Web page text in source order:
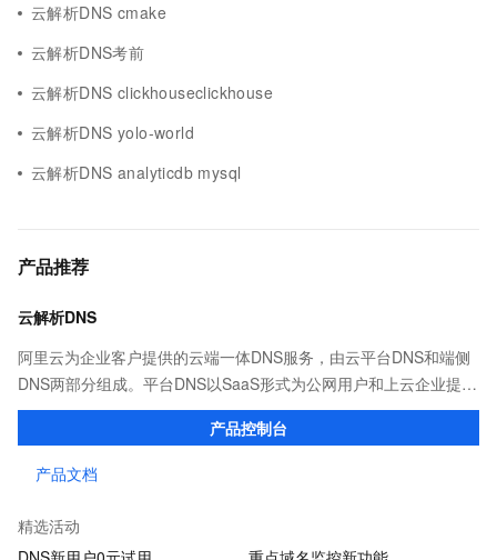
云解析DNS cmake
云解析DNS考前
云解析DNS clickhouseclickhouse
云解析DNS yolo-world
云解析DNS analyticdb mysql
产品推荐
云解析DNS
阿里云为企业客户提供的云端一体DNS服务，由云平台DNS和端侧
DNS两部分组成。平台DNS以SaaS形式为公网用户和上云企业提供
高效稳定的域名解析服务；端侧DNS则通过自建DNS软件及移动端
SDK，满足企业多种场景下的解析需求。
产品控制台
产品文档
精选活动